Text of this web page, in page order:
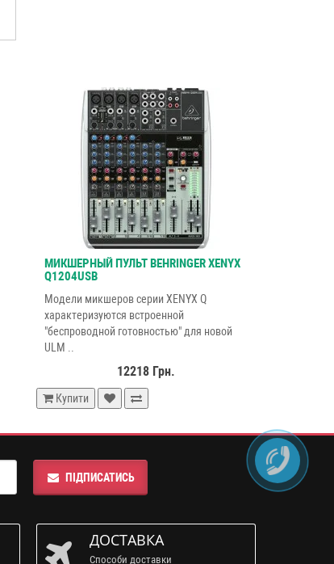
МИКШЕРНЫЙ ПУЛЬТ BEHRINGER XENYX
Q1204USB
Модели микшеров серии XENYX Q
характеризуются встроенной
"беспроводной готовностью" для новой
ULM ..
12218 Грн.
Купити
ПІДПИСАТИСЬ
ДОСТАВКА
Способи доставки